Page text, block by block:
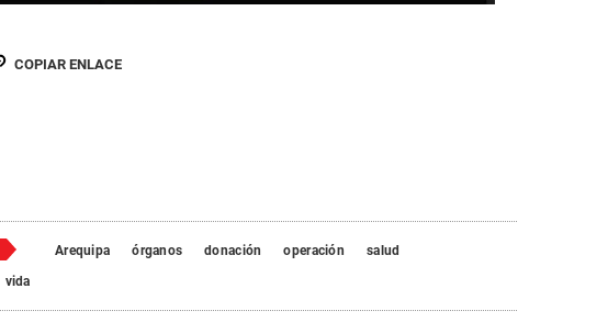
COPIAR ENLACE
Arequipa órganos donación operación
salud
vida